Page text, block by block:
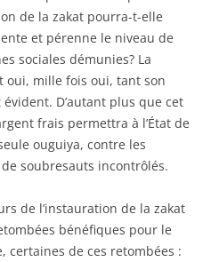
de la zakat pourra-t-elle
et pérenne le niveau de
sociales démunies? La
oui, mille fois oui, tant son
D’autant plus que cet
frais permettra à l’État de
ouguiya, contre les
soubresauts incontrôlés.
de l’instauration de la zakat
bénéfiques pour le
certaines de ces retombées :